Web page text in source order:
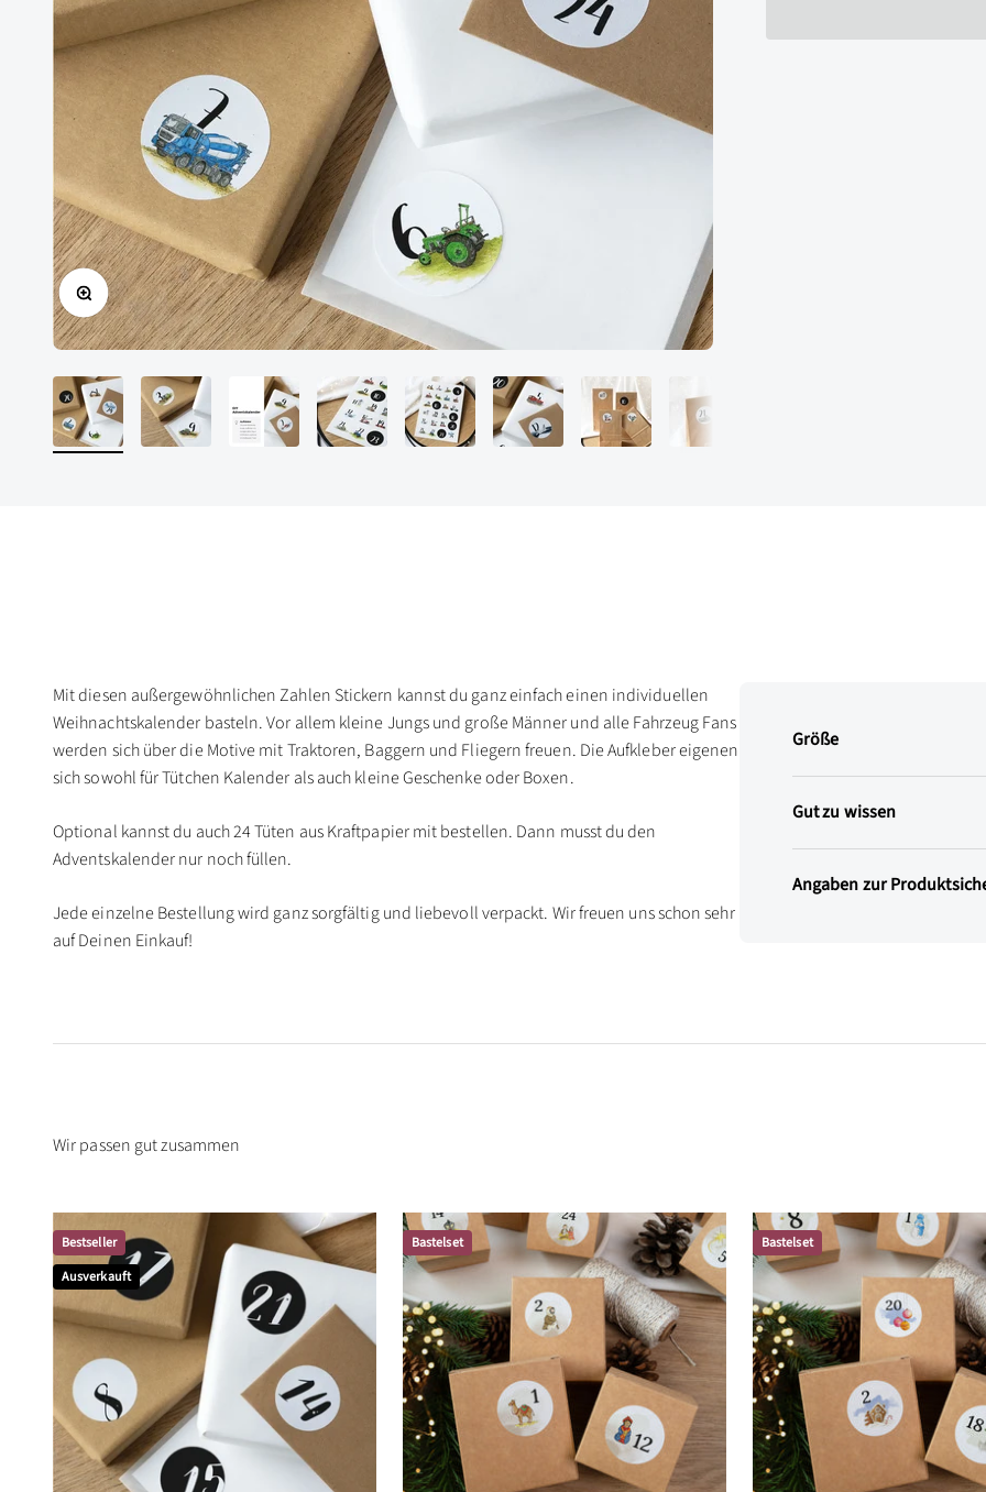
Bild vergrößern
Mit diesen außergewöhnlichen Zahlen Stickern kannst du ganz einfach einen individuellen
Weihnachtskalender basteln. Vor allem kleine Jungs und große Männer und alle Fahrzeug Fans
werden sich über die Motive mit Traktoren, Baggern und Fliegern freuen. Die Aufkleber eigenen
sich sowohl für Tütchen Kalender als auch kleine Geschenke oder Boxen.
Optional kannst du auch 24 Tüten aus Kraftpapier mit bestellen. Dann musst du den
Adventskalender nur noch füllen.
Jede einzelne Bestellung wird ganz sorgfältig und liebevoll verpackt. Wir freuen uns schon sehr
auf Deinen Einkauf!
Größe
Gut zu wissen
Angaben zur
Bestseller
Ausverkauft
Bastelset Bastelset